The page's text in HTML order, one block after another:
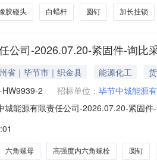
胶碰头 白蜡杆 圆钉 加长挂锁
公司-2026.07.20-紧固件-询比
省｜毕节市｜织金县 能源化工
2 招标单位： 毕节中城能源
城能源有限责任公司-2026.07.20-紧固
:贵州飒拓机电设备有限公司第3中标
六角螺母 高强度内六角螺栓 圆钉